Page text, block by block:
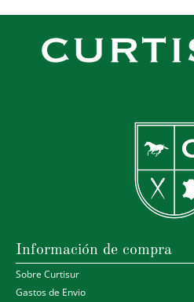
Información de compra
Sobre Curtisur
Gastos de Envio